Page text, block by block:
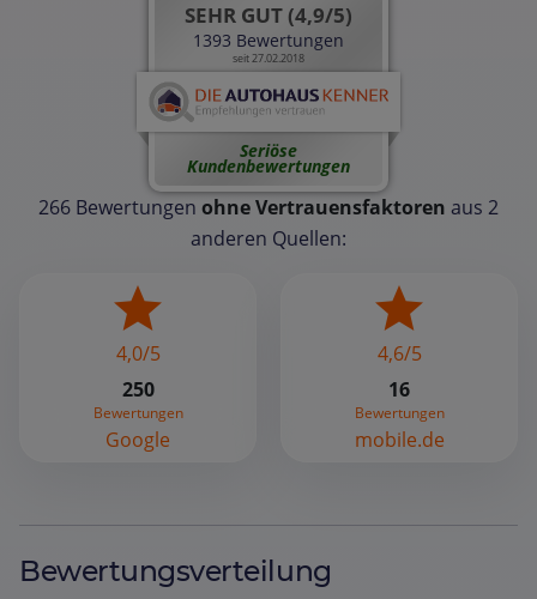
SEHR GUT (4,9/5)
1393 Bewertungen
seit 27.02.2018
Seriöse
Kundenbewertungen
266 Bewertungen ohne Vertrauensfaktoren aus 2
anderen Quellen:
4,0/5
250
Bewertungen
Google
4,6/5
16
Bewertungen
mobile.de
Bewertungsverteilung